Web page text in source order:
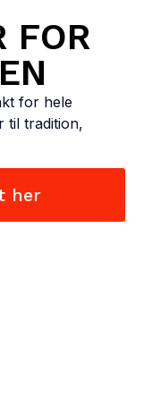
FOR
for hele
til tradition,
her